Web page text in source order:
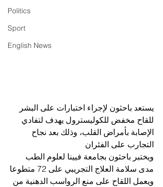
Politics
Sport
English News
يستعد باحثون لإجراء اختبارات على البشر
للقاح مخفض للكوليسترول يهدف لتفادي
الإصابة بأمراض القلب، وذلك بعد نجاح
التجارب على الفئران
ويختبر باحثون بجامعة فيينا لعلوم الطب
مدى سلامة العلاج التجريبي على 72 متطوعا
ويعمل اللقاح على منع الرواسب الدهنية من